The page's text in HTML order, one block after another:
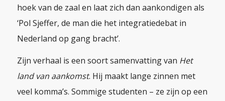
hoek van de zaal en laat zich dan aankondigen als
‘Pol Sjeffer, de man die het integratiedebat in
Nederland op gang bracht’.
Zijn verhaal is een soort samenvatting van Het
land van aankomst. Hij maakt lange zinnen met
veel komma’s. Sommige studenten – ze zijn op een